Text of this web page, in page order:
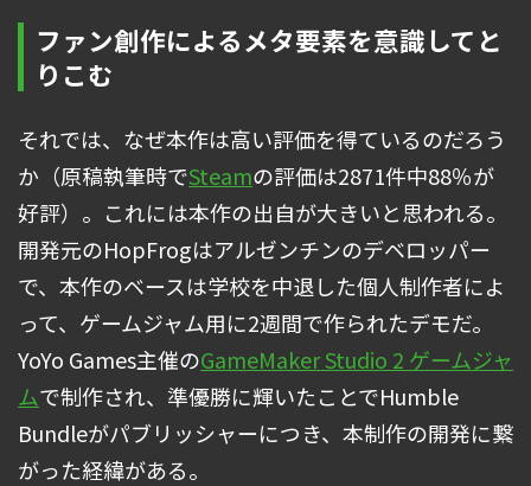
ファン創作によるメタ要素を意識してと
りこむ
それでは、なぜ本作は高い評価を得ているのだろう
か（原稿執筆時でSteamの評価は2871件中88％が
好評）。これには本作の出自が大きいと思われる。
開発元のHopFrogはアルゼンチンのデベロッパー
で、本作のベースは学校を中退した個人制作者によ
って、ゲームジャム用に2週間で作られたデモだ。
YoYo Games主催のGameMaker Studio 2 ゲームジャ
ムで制作され、準優勝に輝いたことでHumble
Bundleがパブリッシャーにつき、本制作の開発に繋
がった経緯がある。